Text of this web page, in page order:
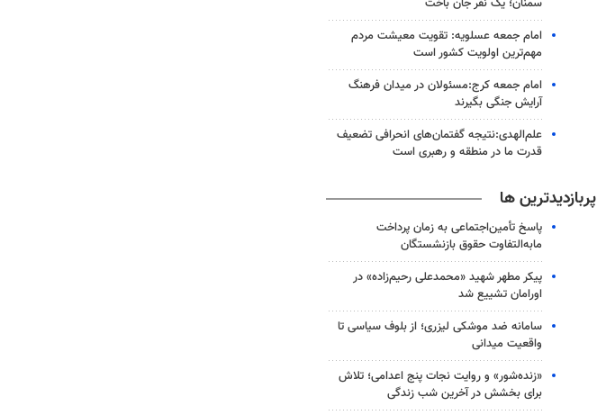
امام جمعه عسلویه: تقویت معیشت مردم
مهم‌ترین اولویت کشور است
امام جمعه کرج:مسئولان در میدان فرهنگ
آرایش جنگی بگیرند
علم‌الهدی:نتیجه گفتمان‌های انحرافی تضعیف
قدرت ما در منطقه و رهبری است
پربازدیدترین ها
پاسخ تأمین‌اجتماعی به زمان پرداخت
مابه‌التفاوت حقوق بازنشستگان
پیکر مطهر شهید «محمدعلی رحیم‌زاده» در
اورامان تشییع شد
سامانه ضد موشکی لیزری؛ از بلوف سیاسی تا
واقعیت میدانی
«زنده‌شور» و روایت نجات پنج اعدامی؛ تلاش
برای بخشش در آخرین شب زندگی